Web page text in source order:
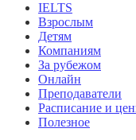
IELTS
Взрослым
Детям
Компаниям
За рубежом
Онлайн
Преподаватели
Расписание и
Полезное